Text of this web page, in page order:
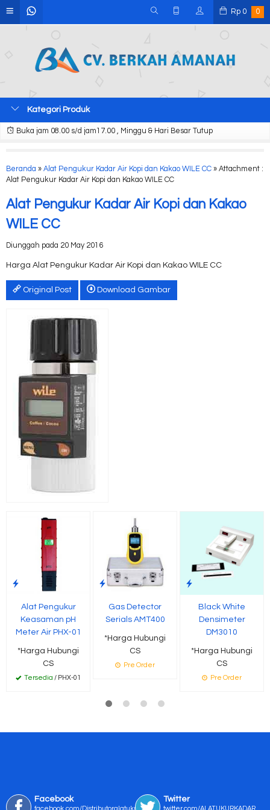
Rp 0 0
Kategori Produk
Buka jam 08.00 s/d jam17.00 , Minggu & Hari Besar Tutup
Beranda » Alat Pengukur Kadar Air Kopi dan Kakao WILE CC » Attachment :
Alat Pengukur Kadar Air Kopi dan Kakao WILE CC
Alat Pengukur Kadar Air Kopi dan Kakao
WILE CC
Diunggah pada 20 May 2016
Harga Alat Pengukur Kadar Air Kopi dan Kakao WILE CC
Original Post Download Gambar
Alat Pengukur
Keasaman pH
Meter Air PHX-01
*Harga Hubungi
CS
Tersedia / PHX-01
Gas Detector
Serials AMT400
*Harga Hubungi
CS
Pre Order
Black White
Densimeter
DM3010
*Harga Hubungi
CS
Pre Order
Facebook
facebook.com/Distributoralatukur
Twitter
twitter.com/ALATUKURKADAR